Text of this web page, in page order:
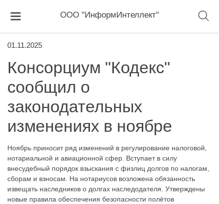
ООО "ИнформИнтеллект"
01.11.2025
Консорциум "Кодекс"
сообщил о
законодательных
изменениях в ноябре
Ноябрь приносит ряд изменений в регулирование налоговой,
нотариальной и авиационной сфер. Вступает в силу
внесудебный порядок взыскания с физлиц долгов по налогам,
сборам и взносам. На нотариусов возложена обязанность
извещать наследников о долгах наследодателя. Утверждены
новые правила обеспечения безопасности полётов